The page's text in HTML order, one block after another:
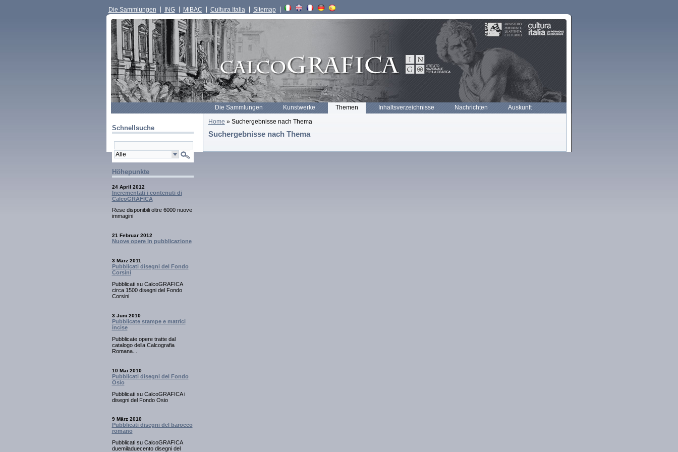
Die Sammlungen ING MiBAC Cultura Italia Sitemap
Die Sammlungen Kunstwerke Themen Inhaltsverzeichnisse Nachrichten Auskunft
Schnellsuche
Höhepunkte
24 April 2012
Incrementati i contenuti di
CalcoGRAFICA
Rese disponibili oltre 6000 nuove
immagini
21 Februar 2012
Nuove opere in pubblicazione
3 März 2011
Pubblicati disegni del Fondo
Corsini
Pubblicati su CalcoGRAFICA
circa 1500 disegni del Fondo
Corsini
3 Juni 2010
Pubblicate stampe e matrici
incise
Pubblicate opere tratte dal
catalogo della Calcografia
Romana...
10 Mai 2010
Pubblicati disegni del Fondo
Osio
Pubblicati su CalcoGRAFICA i
disegni del Fondo Osio
9 März 2010
Pubblicati disegni del barocco
romano
Pubblicati su CalcoGRAFICA
duemiladuecento disegni del
Home » Suchergebnisse nach Thema
Suchergebnisse nach Thema